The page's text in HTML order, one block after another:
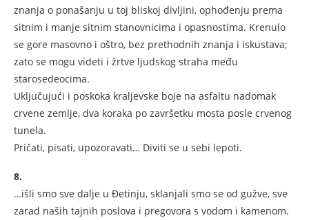
znanja o ponašanju u toj bliskoj divljini, ophođenju prema
sitnim i manje sitnim stanovnicima i opasnostima. Krenulo
se gore masovno i oštro, bez prethodnih znanja i iskustava;
zato se mogu videti i žrtve ljudskog straha među
starosedeocima.
Uključujući i poskoka kraljevske boje na asfaltu nadomak
crvene zemlje, dva koraka po završetku mosta posle crvenog
tunela.
Pričati, pisati, upozoravati… Diviti se u sebi lepoti.
8.
…išli smo sve dalje u Đetinju, sklanjali smo se od gužve, sve
zarad naših tajnih poslova i pregovora s vodom i kamenom.